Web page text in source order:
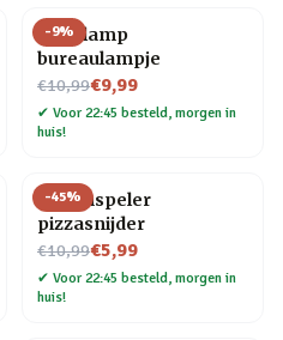
-9%
Gloeilamp
bureaulampje
€10,99
Nu voor€9,99
✔ Voor 22:45 besteld, morgen in
huis!
-45%
Platenspeler
pizzasnijder
€10,99
Nu voor€5,99
✔ Voor 22:45 besteld, morgen in
huis!